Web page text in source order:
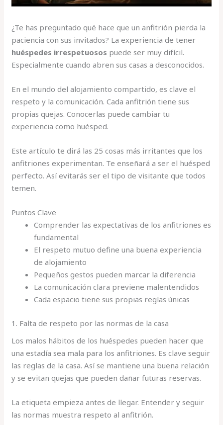
¿Te has preguntado qué hace que un anfitrión pierda la
paciencia con sus invitados? La experiencia de tener
huéspedes irrespetuosos puede ser muy difícil.
Especialmente cuando abren sus casas a desconocidos.
En el mundo del alojamiento compartido, es clave el
respeto y la comunicación. Cada anfitrión tiene sus
propias quejas. Conocerlas puede cambiar tu
experiencia como huésped.
Este artículo te dirá las 25 cosas más irritantes que los
anfitriones experimentan. Te enseñará a ser el huésped
perfecto. Así evitarás ser el tipo de visitante que todos
temen.
Puntos Clave
Comprender las expectativas de los anfitriones es
fundamental
El respeto mutuo define una buena experiencia
de alojamiento
Pequeños gestos pueden marcar la diferencia
La comunicación clara previene malentendidos
Cada espacio tiene sus propias reglas únicas
1. Falta de respeto por las normas de la casa
Los malos hábitos de los huéspedes pueden hacer que
una estadía sea mala para los anfitriones. Es clave seguir
las reglas de la casa. Así se mantiene una buena relación
y se evitan quejas que pueden dañar futuras reservas.
La etiqueta empieza antes de llegar. Entender y seguir
las normas muestra respeto al anfitrión.